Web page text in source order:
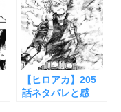
【ヒロアカ】205
話ネタバレと感